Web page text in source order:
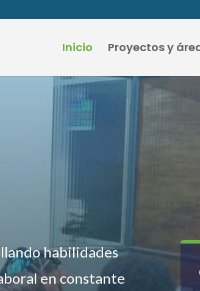
Inicio Proyectos y
habilidades
en constante